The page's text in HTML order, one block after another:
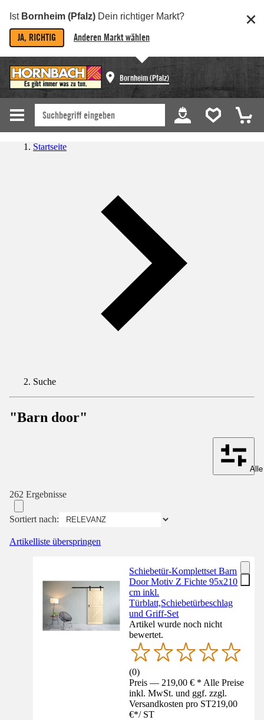
Ist Bornheim (Pfalz) Dein richtiger Markt?
JA, RICHTIG Anderen Markt wählen
Bornheim (Pfalz)
Startseite
Suche
"Barn door"
262 Ergebnisse
Sortiert nach:
Artikelliste überspringen
Schiebetür-Komplettset Barn
Door Motiv Z Fichte 95x210
cm inkl.
Türblatt,Schiebetürbeschlag
und Griff-Set
Artikel wurde noch nicht
bewertet.
(0)
Preis — 219,00 € * Alle Preise
inkl. MwSt. und ggf. zzgl.
Versandkosten pro ST219,00
€*/ ST